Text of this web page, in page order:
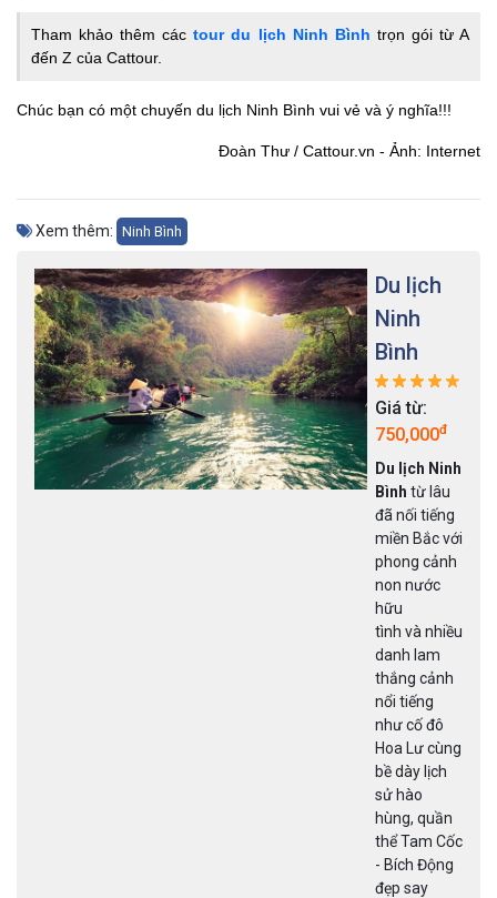
Tham khảo thêm cáctour du lịch Ninh Bình trọn gói từ A
đến Z của Cattour.
Chúc bạn có một chuyến du lịch Ninh Bình vui vẻ và ý nghĩa!!!
Đoàn Thư / Cattour.vn - Ảnh: Internet
Xem thêm: Ninh Bình
Du lịch
Ninh
Bình
Giá từ:
750,000đ
Du lịch Ninh
Bình từ lâu
đã nối tiếng
miền Bắc với
phong cảnh
non nước
hữu
tình và nhiều
danh lam
thắng cảnh
nổi tiếng
như cố đô
Hoa Lư cùng
bề dày lịch
sử hào
hùng, quần
thể Tam Cốc
- Bích Động
đẹp say